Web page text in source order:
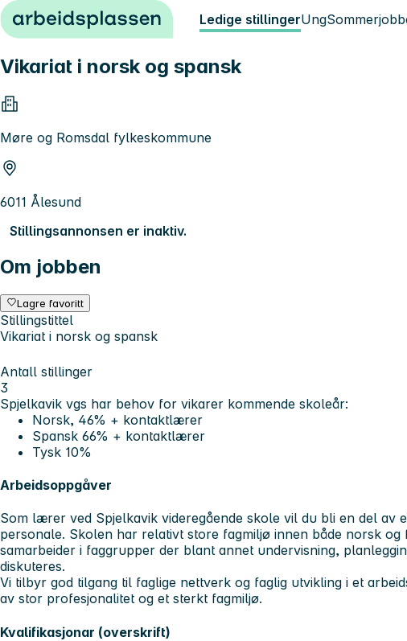
Hopp til innhold Ledige stillingerUng
Vikariat i norsk og spansk
Møre og Romsdal fylkeskommune
6011 Ålesund
Stillingsannonsen er inaktiv.
Om jobben
Lagre favoritt
Stillingstittel
Vikariat i norsk og spansk
Antall stillinger
3
Spjelkavik vgs har behov for vikarer kommende skoleår:
Norsk, 46% + kontaktlærer
Spansk 66% + kontaktlærer
Tysk 10%
Arbeidsoppgåver
Som lærer ved Spjelkavik videregående skole vil du bli en del av
personale. Skolen har relativt store fagmiljø innen både norsk
samarbeider i faggrupper der blant annet undervisning,
diskuteres.
Vi tilbyr god tilgang til faglige nettverk og faglig utvikling i et
av stor profesjonalitet og et sterkt fagmiljø.
Kvalifikasjonar (overskrift)